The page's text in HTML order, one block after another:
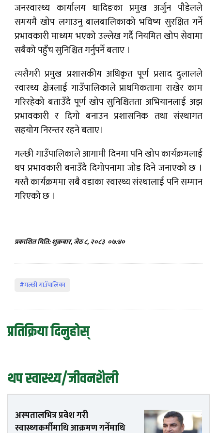
जनस्वास्थ्य कार्यालय धादिङका प्रमुख अर्जुन पौडेलले
समयमै खोप लगाउनु बालबालिकाको भविष्य सुरक्षित गर्ने
प्रभावकारी माध्यम भएको उल्लेख गर्दै नियमित खोप सेवामा
सबैको पहुँच सुनिश्चित गर्नुपर्ने बताए ।
त्यसैगरी प्रमुख प्रशासकीय अधिकृत पूर्ण प्रसाद दुलालले
स्वास्थ्य क्षेत्रलाई गाउँपालिकाले प्राथमिकतामा राखेर काम
गरिरहेको बताउँदै पूर्ण खोप सुनिश्चितता अभियानलाई अझ
प्रभावकारी र दिगो बनाउन प्रशासनिक तथा संस्थागत
सहयोग निरन्तर रहने बताए।
गल्छी गाउँपालिकाले आगामी दिनमा पनि खोप कार्यक्रमलाई
थप प्रभावकारी बनाउँदै दिगोपनामा जोड दिने जनाएको छ ।
यस्तै कार्यक्रममा सबै वडाका स्वास्थ्य संस्थालाई पनि सम्मान
गरिएको छ ।
प्रकाशित मिति: शुक्रबार, जेठ ८, २०८३ ०७:४०
#गल्छी गाउँपालिका
प्रतिक्रिया दिनुहोस्
थप स्वास्थ्य/जीवनशैली
अस्पतालभित्र प्रवेश गरी
स्वास्थ्यकर्मीमाथि आक्रमण गर्नेमाथि